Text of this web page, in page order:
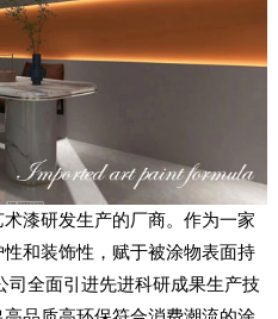
漆研发生产的厂商。作为一家
和装饰性，赋于被涂物表面持
司全面引进先进科研成果生产技